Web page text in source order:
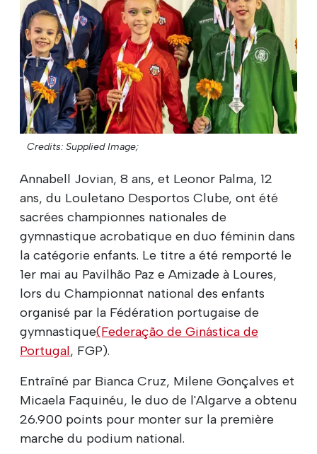
Credits: Supplied Image;
Annabell Jovian, 8 ans, et Leonor Palma, 12
ans, du Louletano Desportos Clube, ont été
sacrées championnes nationales de
gymnastique acrobatique en duo féminin dans
la catégorie enfants. Le titre a été remporté le
1er mai au Pavilhão Paz e Amizade à Loures,
lors du Championnat national des enfants
organisé par la Fédération portugaise de
gymnastique(Federação de Ginástica de
Portugal, FGP).
Entraîné par Bianca Cruz, Milene Gonçalves et
Micaela Faquinéu, le duo de l'Algarve a obtenu
26.900 points pour monter sur la première
marche du podium national.